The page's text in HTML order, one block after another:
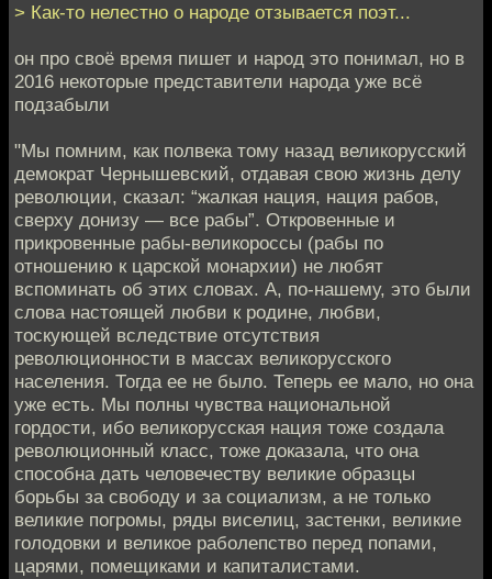
> Как-то нелестно о народе отзывается поэт...
он про своё время пишет и народ это понимал, но в
2016 некоторые представители народа уже всё
подзабыли
"Мы помним, как полвека тому назад великорусский
демократ Чернышевский, отдавая свою жизнь делу
революции, сказал: “жалкая нация, нация рабов,
сверху донизу — все рабы”. Откровенные и
прикровенные рабы-великороссы (рабы по
отношению к царской монархии) не любят
вспоминать об этих словах. А, по-нашему, это были
слова настоящей любви к родине, любви,
тоскующей вследствие отсутствия
революционности в массах великорусского
населения. Тогда ее не было. Теперь ее мало, но она
уже есть. Мы полны чувства национальной
гордости, ибо великорусская нация тоже создала
революционный класс, тоже доказала, что она
способна дать человечеству великие образцы
борьбы за свободу и за социализм, а не только
великие погромы, ряды виселиц, застенки, великие
голодовки и великое раболепство перед попами,
царями, помещиками и капиталистами.